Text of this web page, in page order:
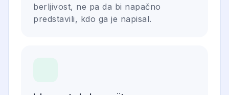
berljivost, ne pa da bi napačno
predstavili, kdo ga je napisal.